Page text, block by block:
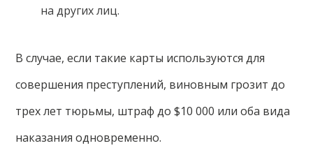
на других лиц.
В случае, если такие карты используются для
совершения преступлений, виновным грозит до
трех лет тюрьмы, штраф до $10 000 или оба вида
наказания одновременно.